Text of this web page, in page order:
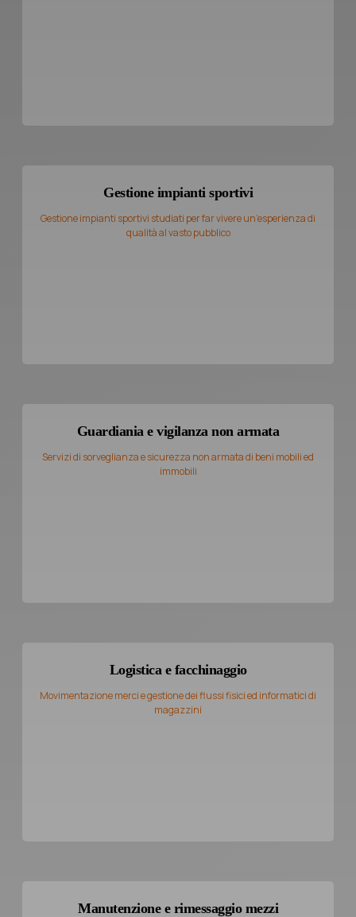
Gestione impianti sportivi
Gestione impianti sportivi studiati per far vivere un’esperienza di
qualità al vasto pubblico
Guardiania e vigilanza non armata
Servizi di sorveglianza e sicurezza non armata di beni mobili ed
immobili
Logistica e facchinaggio
Movimentazione merci e gestione dei flussi fisici ed informatici di
magazzini
Manutenzione e rimessaggio mezzi